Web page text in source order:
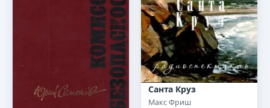
Санта Круз
Макс Фриш